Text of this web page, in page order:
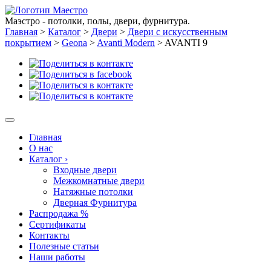
Маэстро - потолки, полы, двери, фурнитура.
Главная > Каталог > Двери > Двери с искусственным
покрытием > Geona > Avanti Modern > AVANTI 9
Главная
О нас
Каталог ›
Входные двери
Межкомнатные двери
Натяжные потолки
Дверная Фурнитура
Распродажа %
Сертификаты
Контакты
Полезные статьи
Наши работы